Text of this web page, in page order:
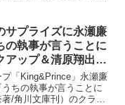
サプライズに永瀬廉
の執事が言うことに
アップ＆清原翔出演
「King&Prince」永瀬廉
ちの執事が言うことに
/角川文庫刊）のクラン